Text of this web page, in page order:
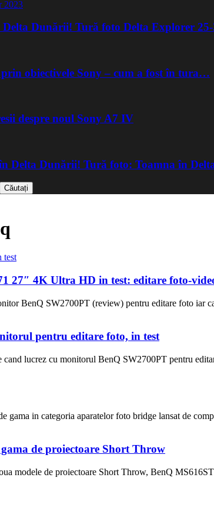
Dunării! Tură foto Delta Explorer
obiectivele Sony – cum a fost în tura…
despre noul Sony A7 IV
Delta Dunării! Tură foto: Toamna în
27″ 4K Ultra HD in test: editare foto-
BenQ SW2700PT (review) pentru editare foto iar
pentru editare foto, in test
cand lucrez cu monitorul BenQ SW2700PT pentru
gama in categoria aparatelor foto bridge lansat de
de proiectoare Short Throw
modele de proiectoare Short Throw, BenQ